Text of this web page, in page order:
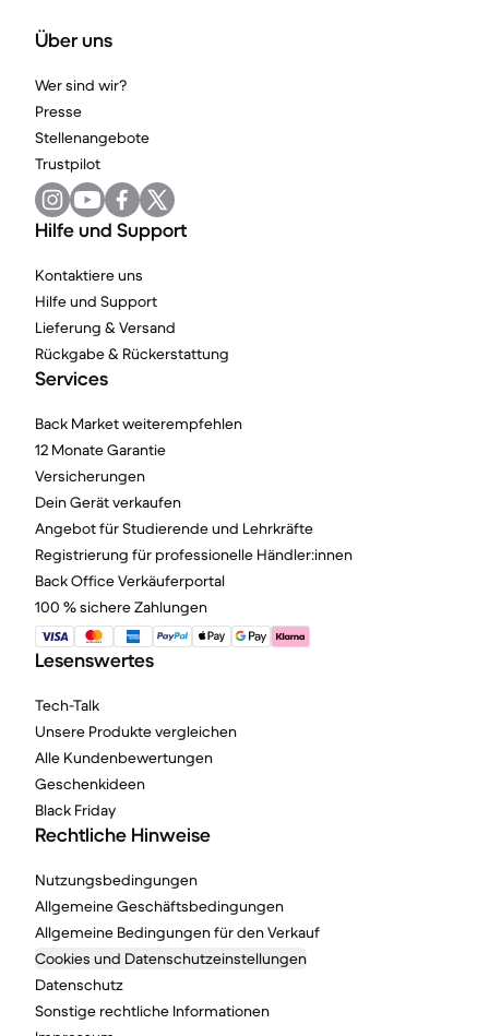
Über uns
Wer sind wir?
Presse
Stellenangebote
Trustpilot
Hilfe und Support
Kontaktiere uns
Hilfe und Support
Lieferung & Versand
Rückgabe & Rückerstattung
Services
Back Market weiterempfehlen
12 Monate Garantie
Versicherungen
Dein Gerät verkaufen
Angebot für Studierende und Lehrkräfte
Registrierung für professionelle Händler:innen
Back Office Verkäuferportal
100 % sichere Zahlungen
Lesenswertes
Tech-Talk
Unsere Produkte vergleichen
Alle Kundenbewertungen
Geschenkideen
Black Friday
Rechtliche Hinweise
Nutzungsbedingungen
Allgemeine Geschäftsbedingungen
Allgemeine Bedingungen für den Verkauf
Cookies und Datenschutzeinstellungen
Datenschutz
Sonstige rechtliche Informationen